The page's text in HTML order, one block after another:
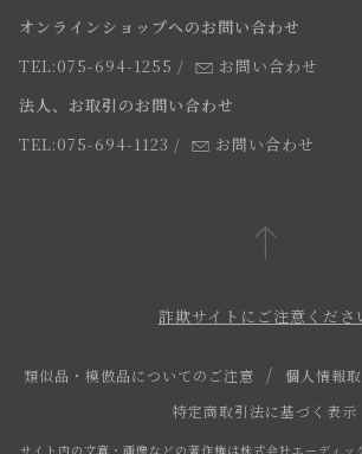
よくあるご質問
法人のお客様
スタッフ
オンラインショップへのお問い合わせ
TEL:075-694-1255 /
お問い合わせ
法人、お取引のお問い合わせ
TEL:075-694-1123 / お問い合わせ
詐欺サイトにご注意くださ
類似品・模倣品についてのご注意
個人情報
特定商取引法に基づく表示
サイト内の文章・画像などの著作権は株式会社エーディッ